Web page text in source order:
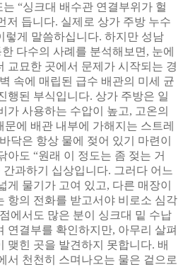
“싱크대 배수관 연결부위가 헐
저 듭니다. 실제로 상가 주방 누수
렇게 말씀하십니다. 하지만 성남
다수의 사례를 분석해보면, 눈에
교묘한 곳에서 문제가 시작되는 경
속에 매립된 급수 배관의 미세 균
행된 부식입니다. 상가 주방은 일
가 사용하는 수압이 높고, 고온의
에 배관 내부에 가해지는 스트레
닥은 항상 물에 젖어 있기 마련이
아도 “원래 이 정도는 좀 젖는 거
과하기 십상입니다. 그러다 어느
게 물기가 고여 있고, 다른 매장이
항의 전화를 받고서야 비로소 심각
에서도 많은 분이 싱크대 밑 수납
연결부를 확인하지만, 아무리 살펴
맺힌 곳을 발견하지 못합니다. 배
서 천천히 스며나오는 물은 겉으로